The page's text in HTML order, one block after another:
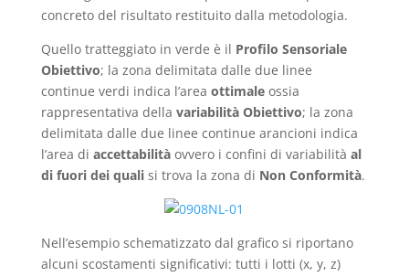
concreto del risultato restituito dalla metodologia.
Quello tratteggiato in verde è il Profilo Sensoriale
Obiettivo; la zona delimitata dalle due linee
continue verdi indica l’area ottimale ossia
rappresentativa della variabilità Obiettivo; la zona
delimitata dalle due linee continue arancioni indica
l’area di accettabilità ovvero i confini di variabilità al
di fuori dei quali si trova la zona di Non Conformità.
Nell’esempio schematizzato dal grafico si riportano
alcuni scostamenti significativi: tutti i lotti (x, y, z)